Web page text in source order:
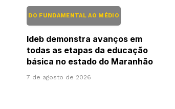
DO FUNDAMENTAL AO MÉDIO
Ideb demonstra avanços em
todas as etapas da educação
básica no estado do Maranhão
7 de agosto de 2026